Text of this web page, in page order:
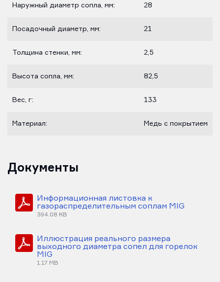
Наружный диаметр сопла, мм: 28
Посадочный диаметр, мм: 21
Толщина стенки, мм: 2,5
Высота сопла, мм: 82,5
Вес, г: 133
Материал: Медь с покрытием
Документы
Информационная листовка к
газораспределительным соплам MIG
394.08 KB
Иллюстрация реального размера
выходного диаметра сопел для горелок
MIG
1.17 MB